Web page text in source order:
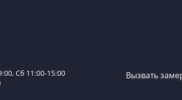
Сб 11:00-15:00
Вызвать